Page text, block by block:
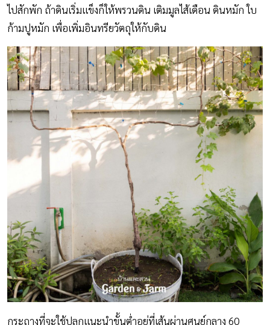
ไปสักพัก ถ้าดินเริ่มแข็งก็ให้พรวนดิน เติมมูลไส้เดือน ดินหมัก ใบ
ก้ามปูหมัก เพื่อเพิ่มอินทรียวัตถุให้กับดิน
กระถางที่จะใช้ปลูกแนะนำขั้นต่ำอยู่ที่เส้นผ่านศูนย์กลาง 60